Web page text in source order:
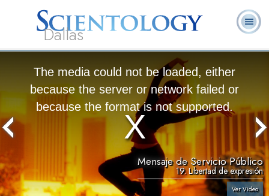
Dallas
Voluntarios
The media could not be loaded, either
because the server or network failed or
because the format is not supported.
Mensaje de Servicio Público
19. Libertad de expresión
Ver Video